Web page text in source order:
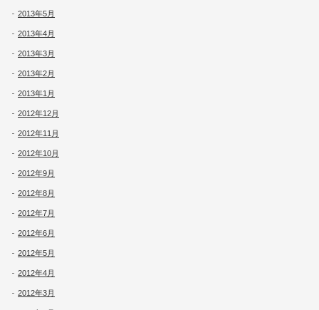
2013年5月
2013年4月
2013年3月
2013年2月
2013年1月
2012年12月
2012年11月
2012年10月
2012年9月
2012年8月
2012年7月
2012年6月
2012年5月
2012年4月
2012年3月